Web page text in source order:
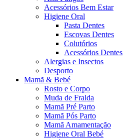
Acessórios Bem Estar
Higiene Oral
Pasta Dentes
Escovas Dentes
Colutórios
Acessórios Dentes
Alergias e Insectos
Desporto
Mamã & Bebé
Rosto e Corpo
Muda de Fralda
Mamã Pré Parto
Mamã Pós Parto
Mamã Amamentação
Higiene Oral Bebé